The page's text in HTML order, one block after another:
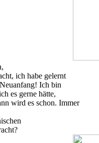
ich habe gelernt
Ich bin
es gerne hätte,
wird es schon. Immer